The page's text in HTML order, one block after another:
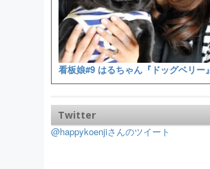
看板娘#9 はるちゃん『ドッグベリー』
Twitter
@happykoenjiさんのツイート